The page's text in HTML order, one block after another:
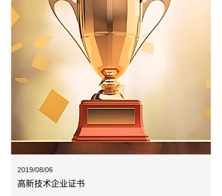
2019/08/06
高新技术企业证书